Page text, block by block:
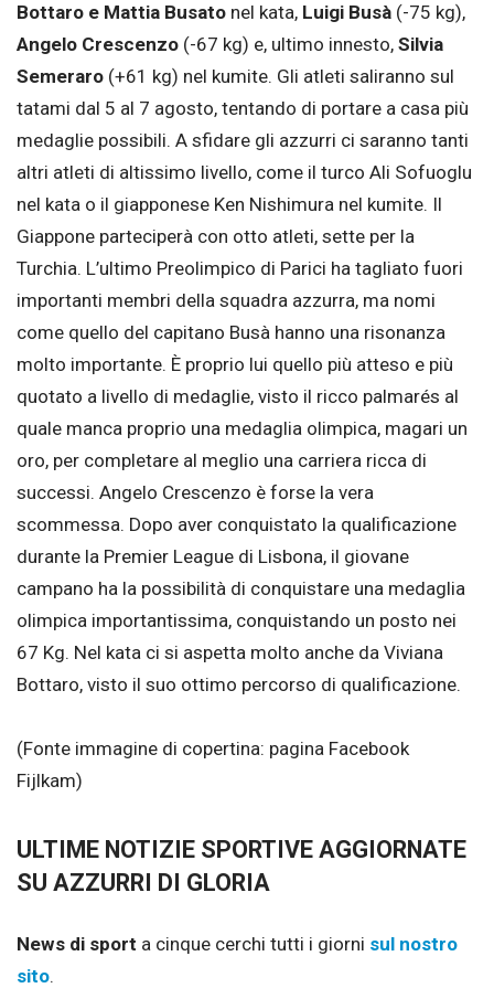
Bottaro e Mattia Busato nel kata, Luigi Busà (-75 kg),
Angelo Crescenzo (-67 kg) e, ultimo innesto, Silvia
Semeraro (+61 kg) nel kumite. Gli atleti saliranno sul
tatami dal 5 al 7 agosto, tentando di portare a casa più
medaglie possibili. A sfidare gli azzurri ci saranno tanti
altri atleti di altissimo livello, come il turco Ali Sofuoglu
nel kata o il giapponese Ken Nishimura nel kumite. Il
Giappone parteciperà con otto atleti, sette per la
Turchia. L’ultimo Preolimpico di Parici ha tagliato fuori
importanti membri della squadra azzurra, ma nomi
come quello del capitano Busà hanno una risonanza
molto importante. È proprio lui quello più atteso e più
quotato a livello di medaglie, visto il ricco palmarés al
quale manca proprio una medaglia olimpica, magari un
oro, per completare al meglio una carriera ricca di
successi. Angelo Crescenzo è forse la vera
scommessa. Dopo aver conquistato la qualificazione
durante la Premier League di Lisbona, il giovane
campano ha la possibilità di conquistare una medaglia
olimpica importantissima, conquistando un posto nei
67 Kg. Nel kata ci si aspetta molto anche da Viviana
Bottaro, visto il suo ottimo percorso di qualificazione.
(Fonte immagine di copertina: pagina Facebook
Fijlkam)
ULTIME NOTIZIE SPORTIVE AGGIORNATE
SU AZZURRI DI GLORIA
News di sport a cinque cerchi tutti i giorni sul nostro
sito.